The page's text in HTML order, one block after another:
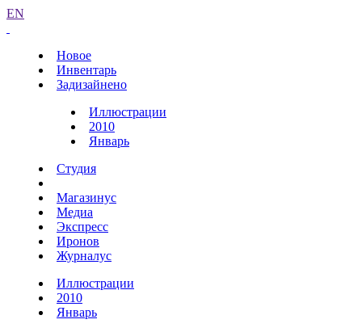
EN
Новое
Инвентарь
Задизайнено
Иллюстрации
2010
Январь
Студия
Магазинус
Медиа
Экспресс
Иронов
Журналус
Иллюстрации
2010
Январь